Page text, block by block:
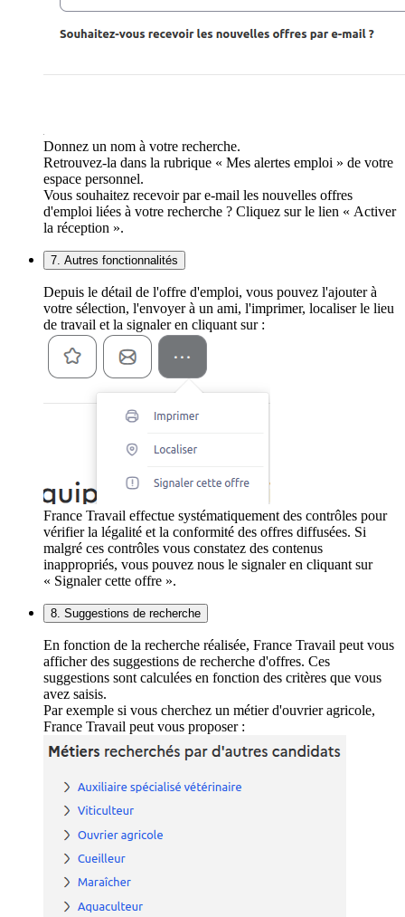
Donnez un nom à votre recherche.
Retrouvez-la dans la rubrique « Mes alertes emploi » de votre
espace personnel.
Vous souhaitez recevoir par e-mail les nouvelles offres
d'emploi liées à votre recherche ? Cliquez sur le lien « Activer
la réception ».
7. Autres fonctionnalités
Depuis le détail de l'offre d'emploi, vous pouvez l'ajouter à
votre sélection, l'envoyer à un ami, l'imprimer, localiser le lieu
de travail et la signaler en cliquant sur :
France Travail effectue systématiquement des contrôles pour
vérifier la légalité et la conformité des offres diffusées. Si
malgré ces contrôles vous constatez des contenus
inappropriés, vous pouvez nous le signaler en cliquant sur
« Signaler cette offre ».
8. Suggestions de recherche
En fonction de la recherche réalisée, France Travail peut vous
afficher des suggestions de recherche d'offres. Ces
suggestions sont calculées en fonction des critères que vous
avez saisis.
Par exemple si vous cherchez un métier d'ouvrier agricole,
France Travail peut vous proposer :